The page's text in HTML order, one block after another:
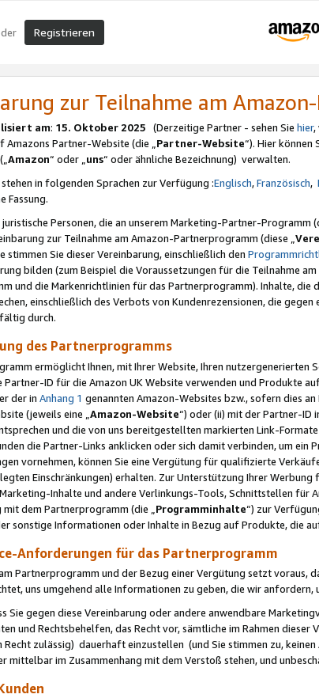
Registrieren
zur Teilnahme am
am: 15. Oktober 2025 (Derzeitige Partner - sehen Sie hier,
Amazons Partner-Website (die „Partner-Website“). Hier können
Amazon“ oder „uns“ oder ähnliche Bezeichnung) verwalten.
in folgenden Sprachen zur Verfügung :Englisch,Französisch,
Fassung.
Personen, die an unserem Marketing-Partner-Programm
zur Teilnahme am Amazon-Partnerprogramm (diese „
stimmen Sie dieser Vereinbarung, einschließlich den
bilden (zum Beispiel die Voraussetzungen für die Teilnahme
und die Markenrichtlinien für das Partnerprogramm). Inhalte,
einschließlich des Verbots von Kundenrezensionen, die
durch.
des Partnerprogramms
ermöglicht Ihnen, mit Ihrer Website, Ihren
Partner-ID für die Amazon UK Website verwenden und Produkte
der in Anhang 1 genannten Amazon-Websites bzw., sofern dies
(jeweils eine „ Amazon-Website“) oder (ii) mit der Partner-ID
und die von uns bereitgestellten markierten Link-Formate
die Partner-Links anklicken oder sich damit verbinden, um
vornehmen, können Sie eine Vergütung für qualifizierte
Einschränkungen) erhalten. Zur Unterstützung Ihrer
Inhalte und andere Verlinkungs-Tools, Schnittstellen
mit dem Partnerprogramm (die „ Programminhalte“) zur
sonstige Informationen oder Inhalte in Bezug auf Produkte, die
Anforderungen für das Partnerprogramm
Partnerprogramm und der Bezug einer Vergütung setzt voraus,
uns umgehend alle Informationen zu geben, die wir anfordern,
Sie gegen diese Vereinbarung oder andere anwendbare
und Rechtsbehelfen, das Recht vor, sämtliche im Rahmen
Recht zulässig) dauerhaft einzustellen (und Sie stimmen zu,
mittelbar im Zusammenhang mit dem Verstoß stehen, und